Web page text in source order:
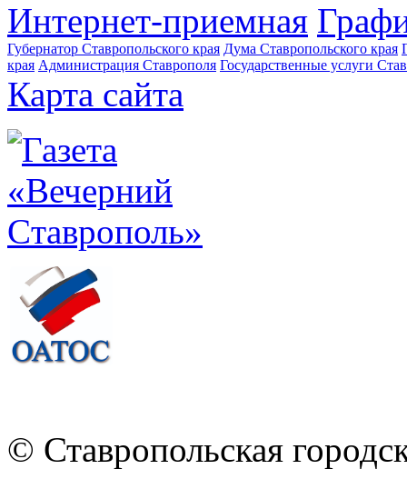
Интернет-приемная
Губернатор Ставропольского края Дума Ставропольского края
края Администрация Ставрополя Государственные услуги
Карта сайта
© Ставропольская